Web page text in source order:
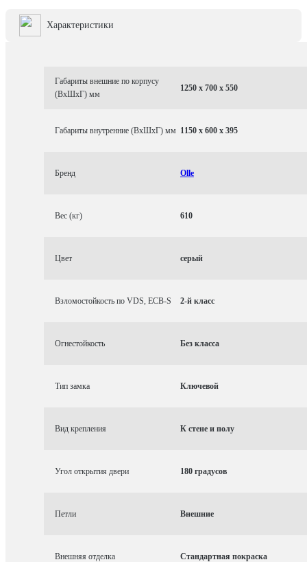
Характеристики
Габариты внешние по корпусу
(ВхШхГ) мм
1250 x 700 x 550
Габариты внутренние (ВхШхГ) мм 1150 x 600 x 395
Бренд Olle
Вес (кг) 610
Цвет серый
Взломостойкость по VDS, ECB-S 2-й класс
Огнестойкость Без класса
Тип замка Ключевой
Вид крепления К стене и полу
Угол открытия двери 180 градусов
Петли Внешние
Внешняя отделка Стандартная покраска